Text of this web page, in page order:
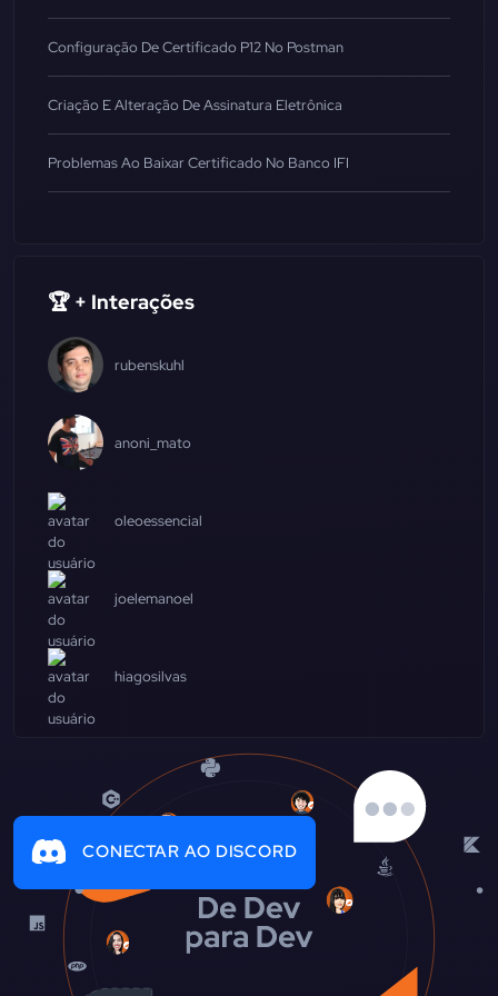
Configuração De Certificado P12 No Postman
Criação E Alteração De Assinatura Eletrônica
Problemas Ao Baixar Certificado No Banco IFI
🏆 + Interações
rubenskuhl
anoni_mato
oleoessencial
joelemanoel
hiagosilvas
CONECTAR AO DISCORD